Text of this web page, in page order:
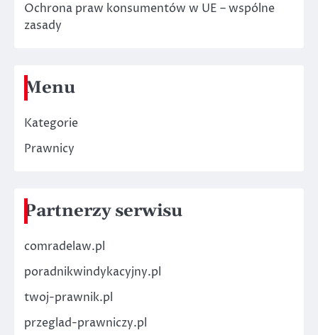
Ochrona praw konsumentów w UE – wspólne
zasady
Menu
Kategorie
Prawnicy
Partnerzy serwisu
comradelaw.pl
poradnikwindykacyjny.pl
twoj-prawnik.pl
przeglad-prawniczy.pl